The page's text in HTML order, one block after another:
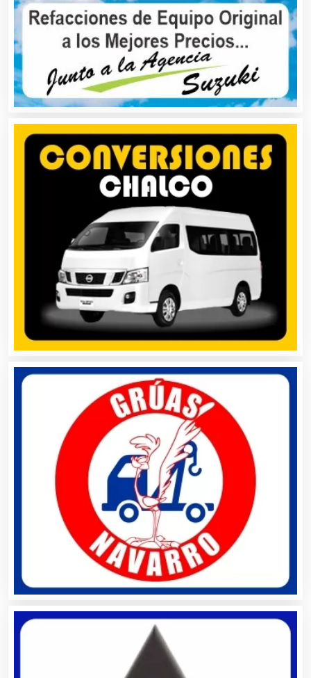
Asilos
Asociaciones Civiles
Audio, Sonido e Iluminación
Audios para Eventos
Autobuses
Automatización
Automóviles Nuevos y Usados
Autopartes Eléctricas
Avaluos
Balnearios
Bancos
Banquetes
Bares y Cantinas